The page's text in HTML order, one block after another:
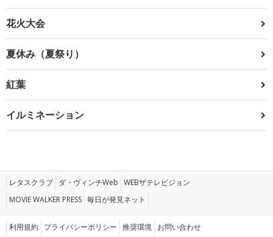
花火大会
夏休み（夏祭り）
紅葉
イルミネーション
レタスクラブ ダ・ヴィンチWeb WEBザテレビジョン
MOVIE WALKER PRESS 毎日が発見ネット
利用規約 プライバシーポリシー 推奨環境 お問い合わせ